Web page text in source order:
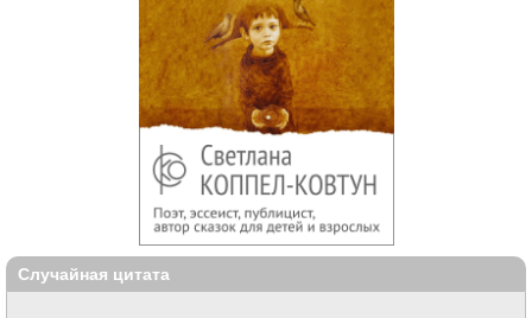
Случайная цитата